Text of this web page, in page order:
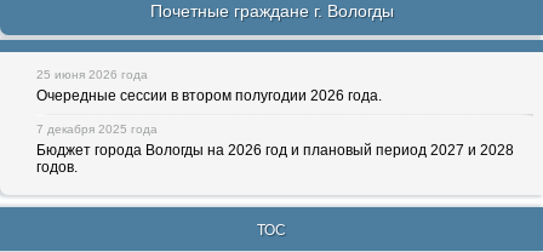
Почетные граждане г. Вологды
25 июня 2026 года
Очередные сессии в втором полугодии 2026 года.
7 декабря 2025 года
Бюджет города Вологды на 2026 год и плановый период 2027 и 2028
годов.
ТОС